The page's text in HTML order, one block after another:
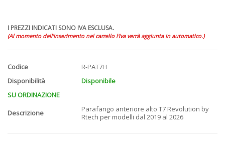
I PREZZI INDICATI SONO IVA ESCLUSA.
(Al momento dell'inserimento nel carrello l'iva verrà aggiunta in automatico.)
Codice
R-PAT7H
Disponibilità
Disponibile
SU ORDINAZIONE
Descrizione
Parafango anteriore alto T7 Revolution by
Rtech per modelli dal 2019 al 2026